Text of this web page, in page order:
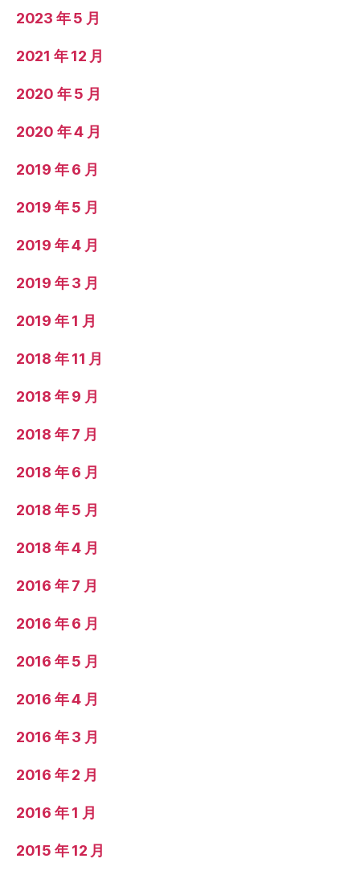
2023 年 5 月
2021 年 12 月
2020 年 5 月
2020 年 4 月
2019 年 6 月
2019 年 5 月
2019 年 4 月
2019 年 3 月
2019 年 1 月
2018 年 11 月
2018 年 9 月
2018 年 7 月
2018 年 6 月
2018 年 5 月
2018 年 4 月
2016 年 7 月
2016 年 6 月
2016 年 5 月
2016 年 4 月
2016 年 3 月
2016 年 2 月
2016 年 1 月
2015 年 12 月